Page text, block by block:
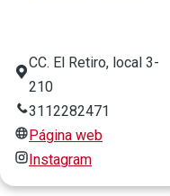
CC. El Retiro, local 3-
210
3112282471
Página web
Instagram